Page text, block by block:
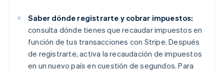
Saber dónde registrarte y cobrar impuestos:
consulta dónde tienes que recaudar impuestos en
función de tus transacciones con Stripe. Después
de registrarte, activa la recaudación de impuestos
en un nuevo país en cuestión de segundos. Para